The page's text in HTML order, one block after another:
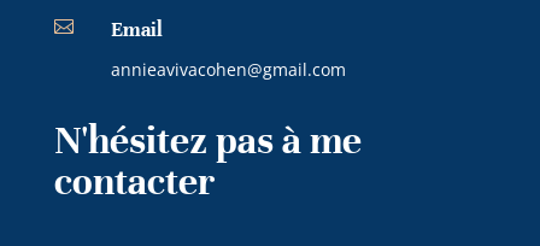
 Email
annieavivacohen@gmail.com
N'hésitez pas à me
contacter